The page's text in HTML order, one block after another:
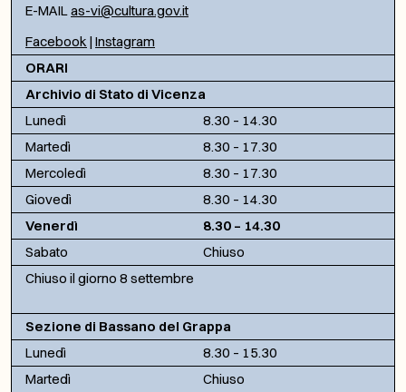
E-MAILas-vi@cultura.gov.it
Facebook | Instagram
ORARI
Archivio di Stato di Vicenza
Lunedì
8.30 – 14.30
Martedì
8.30 – 17.30
Mercoledì
8.30 – 17.30
Giovedì
8.30 – 14.30
Venerdì
8.30 – 14.30
Sabato
Chiuso
Chiuso il giorno 8 settembre
Sezione di Bassano del Grappa
Lunedì
8.30 – 15.30
Martedì
Chiuso